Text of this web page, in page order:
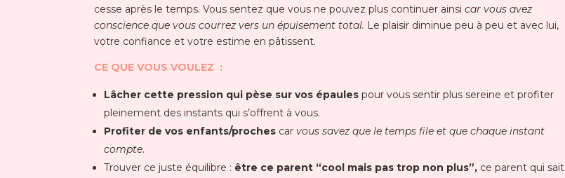
cesse après le temps.Vous sentez que vous ne pouvez plus continuer ainsicar vous avez
conscience que vous courrez vers un épuisement total. Le plaisir diminue peu à peu et avec lui,
votre confiance et votre estime en pâtissent.
CE QUE VOUS VOULEZ :
Lâcher cette pression qui pèse sur vos épaulespour vous sentir plus sereine et profiter
pleinement des instants qui s’offrent à vous.
Profiter de vos enfants/proches car vous savez que le temps file et que chaque instant
compte.
Trouver ce juste équilibre : être ce parent “cool mais pas trop non plus”, ce parent qui sait